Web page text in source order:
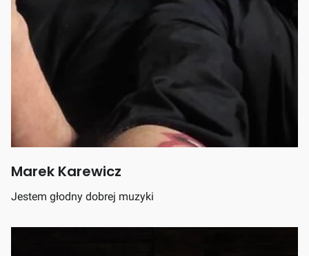
Marek Karewicz
Jestem głodny dobrej muzyki